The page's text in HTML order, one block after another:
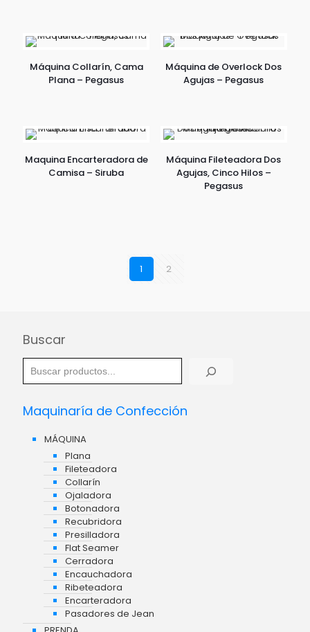
Máquina Collarín, Cama
Plana – Pegasus
Máquina de Overlock Dos
Agujas – Pegasus
Maquina Encarteradora de
Camisa – Siruba
Máquina Fileteadora Dos
Agujas, Cinco Hilos –
Pegasus
1 2
Buscar
Maquinaría de Confección
MÁQUINA
Plana
Fileteadora
Collarín
Ojaladora
Botonadora
Recubridora
Presilladora
Flat Seamer
Cerradora
Encauchadora
Ribeteadora
Encarteradora
Pasadores de Jean